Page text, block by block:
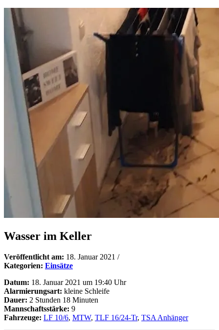
Wasser im Keller
Veröffentlicht am: 18. Januar 2021 /
Kategorien: Einsätze
Datum: 18. Januar 2021 um 19:40 Uhr
Alarmierungsart: kleine Schleife
Dauer: 2 Stunden 18 Minuten
Mannschaftsstärke: 9
Fahrzeuge: LF 10/6, MTW, TLF 16/24-Tr, TSA Anhänger